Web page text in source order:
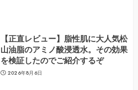
【正直レビュー】脂性肌に大人気松
山油脂のアミノ酸浸透水。その効果
を検証したのでご紹介するぞ
2026年8月6日